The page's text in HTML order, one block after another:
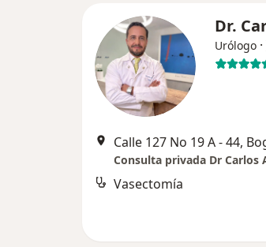
Dr.
Urólogo ·
Calle 127 No 19 A - 44,
Consulta privada Dr Carlos
Vasectomía